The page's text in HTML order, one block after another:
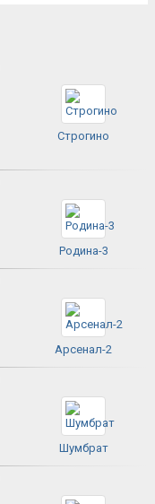
Строгино
Родина-3
Арсенал-2
Шумбрат